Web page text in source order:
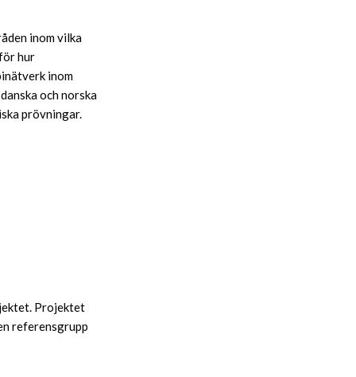
inom vilka
hur
inom
och norska
prövningar.
Projektet
referensgrupp